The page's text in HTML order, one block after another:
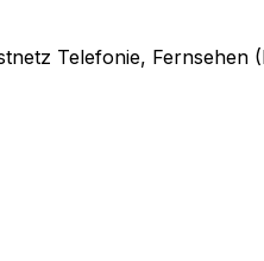
Telefonie, Fernsehen